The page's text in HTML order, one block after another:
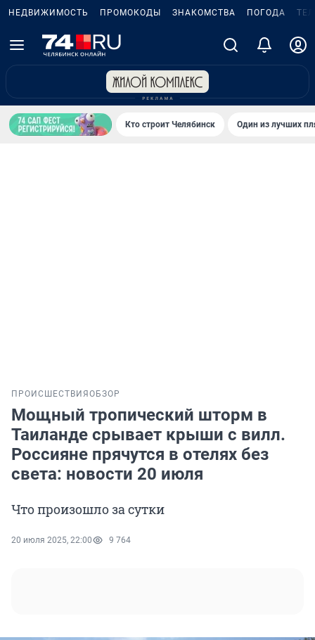
НЕДВИЖИМОСТЬ ПРОМОКОДЫ ЗНАКОМСТВА ПОГОДА
Кто строит Челябинск Один из лучших
ПРОИСШЕСТВИЯ ОБЗОР
Мощный тропический шторм в
Таиланде срывает крыши с вилл.
Россияне прячутся в отелях без
света: новости 20 июля
Что произошло за сутки
20 июля 2025, 22:00 9 764